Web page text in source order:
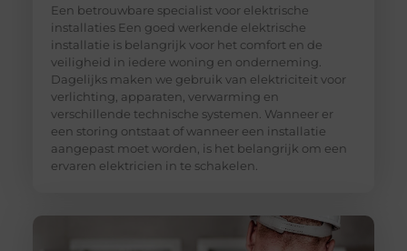
Een betrouwbare specialist voor elektrische
installaties Een goed werkende elektrische
installatie is belangrijk voor het comfort en de
veiligheid in iedere woning en onderneming.
Dagelijks maken we gebruik van elektriciteit voor
verlichting, apparaten, verwarming en
verschillende technische systemen. Wanneer er
een storing ontstaat of wanneer een installatie
aangepast moet worden, is het belangrijk om een
ervaren elektricien in te schakelen.